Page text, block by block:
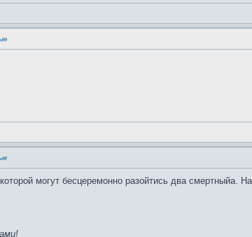
могут бесцеремонно разойтись два смертныйа.